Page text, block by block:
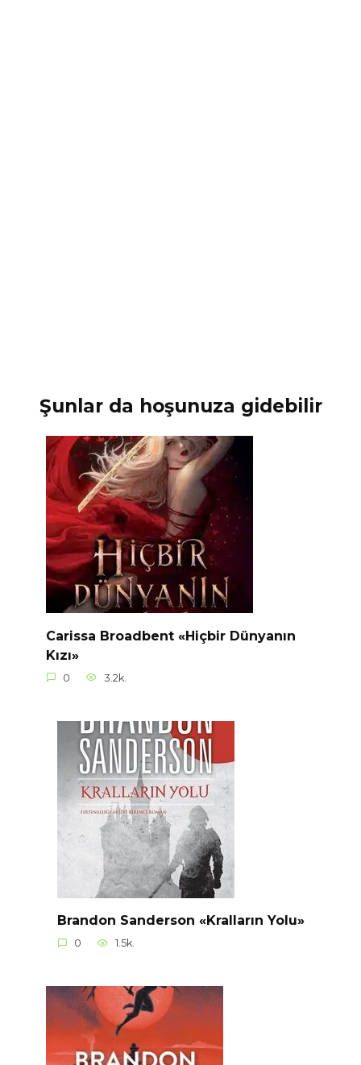
Şunlar da hoşunuza gidebilir
Carissa Broadbent «Hiçbir Dünyanın
Kızı»
0 3.2k.
Brandon Sanderson «Kralların Yolu»
0 1.5k.